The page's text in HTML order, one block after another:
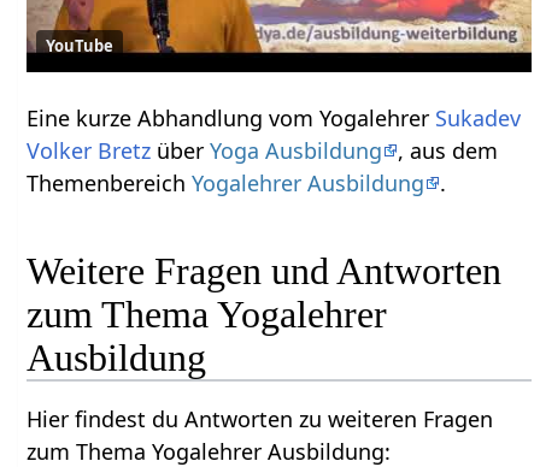
YouTube
Eine kurze Abhandlung vom Yogalehrer Sukadev
Volker Bretz überYoga Ausbildung
, aus dem
ThemenbereichYogalehrer Ausbildung .
Weitere Fragen und Antworten
zum Thema Yogalehrer
Ausbildung
Hier findest du Antworten zu weiteren Fragen
zum Thema Yogalehrer Ausbildung: